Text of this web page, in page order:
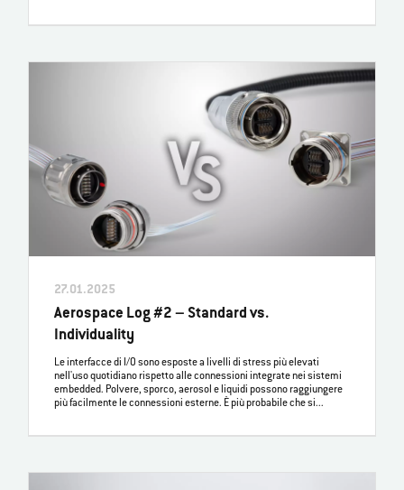
27.01.2025
Aerospace Log #2 – Standard vs.
Individuality
Le interfacce di I/O sono esposte a livelli di stress più elevati
nell'uso quotidiano rispetto alle connessioni integrate nei sistemi
embedded. Polvere, sporco, aerosol e liquidi possono raggiungere
più facilmente le connessioni esterne. È più probabile che si...